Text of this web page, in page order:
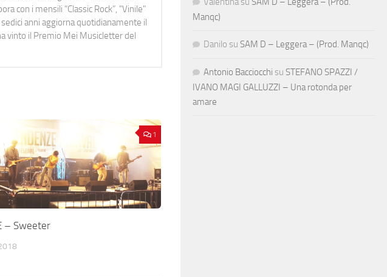
con i mensili “Classic Rock”, "Vinile"
anni aggiorna quotidianamente il
vinto il Premio Mei Musicletter del
1
– Sweeter
Manqc)
Danilo su SAM D – Leggera – (Prod. Manqc)
Antonio Bacciocchi su STEFANO SPAZZI /
IVANO MAGI GALLUZZI – Una rotonda per
amare